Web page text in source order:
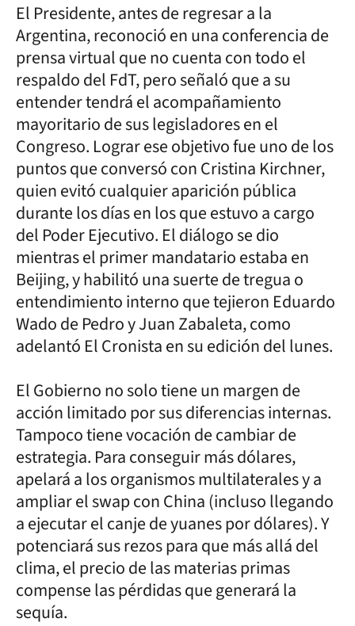
El Presidente, antes de regresar a la
Argentina, reconoció en una conferencia de
prensa virtual que no cuenta con todo el
respaldo del FdT, pero señaló que a su
entender tendrá el acompañamiento
mayoritario de sus legisladores en el
Congreso. Lograr ese objetivo fue uno de los
puntos que conversó con Cristina Kirchner,
quien evitó cualquier aparición pública
durante los días en los que estuvo a cargo
del Poder Ejecutivo. El diálogo se dio
mientras el primer mandatario estaba en
Beijing, y habilitó una suerte de tregua o
entendimiento interno que tejieron Eduardo
Wado de Pedro y Juan Zabaleta, como
adelantó El Cronista en su edición del lunes.
El Gobierno no solo tiene un margen de
acción limitado por sus diferencias internas.
Tampoco tiene vocación de cambiar de
estrategia. Para conseguir más dólares,
apelará a los organismos multilaterales y a
ampliar el swap con China (incluso llegando
a ejecutar el canje de yuanes por dólares). Y
potenciará sus rezos para que más allá del
clima, el precio de las materias primas
compense las pérdidas que generará la
sequía.